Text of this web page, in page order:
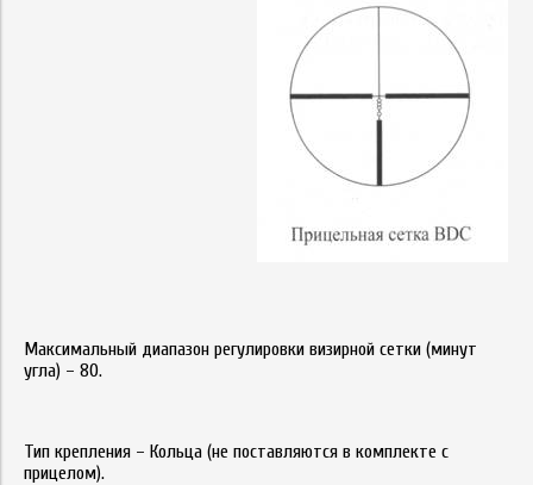
Максимальный диапазон регулировки визирной сетки (минут
угла) – 80.
Тип крепления – Кольца (не поставляются в комплекте с
прицелом).